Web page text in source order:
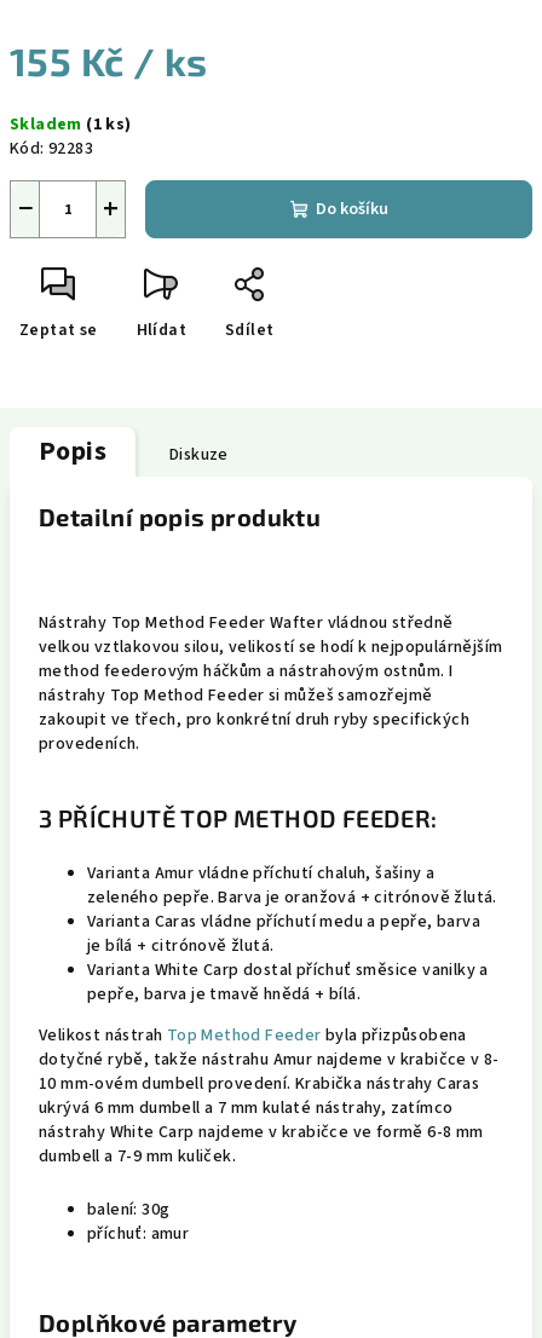
155 Kč / ks
cena:
Skladem (1 ks)
Kód: 92283
+
− Do košíku
Zeptat se Hlídat Sdílet
Popis Diskuze
Detailní popis produktu
Nástrahy Top Method Feeder Wafter vládnou středně
velkou vztlakovou silou, velikostí se hodí k nejpopulárnějším
method feederovým háčkům a nástrahovým ostnům. I
nástrahy Top Method Feeder si můžeš samozřejmě
zakoupit ve třech, pro konkrétní druh ryby specifických
provedeních.
3 PŘÍCHUTĚ TOP METHOD FEEDER:
Varianta Amur vládne příchutí chaluh, šašiny a
zeleného pepře. Barva je oranžová + citrónově žlutá.
Varianta Caras vládne příchutí medu a pepře, barva
je bílá + citrónově žlutá.
Varianta White Carp dostal příchuť směsice vanilky a
pepře, barva je tmavě hnědá + bílá.
Velikost nástrah Top Method Feeder byla přizpůsobena
dotyčné rybě, takže nástrahu Amur najdeme v krabičce v 8-
10 mm-ovém dumbell provedení. Krabička nástrahy Caras
ukrývá 6 mm dumbell a 7 mm kulaté nástrahy, zatímco
nástrahy White Carp najdeme v krabičce ve formě 6-8 mm
dumbell a 7-9 mm kuliček.
balení: 30g
příchuť: amur
Doplňkové parametry